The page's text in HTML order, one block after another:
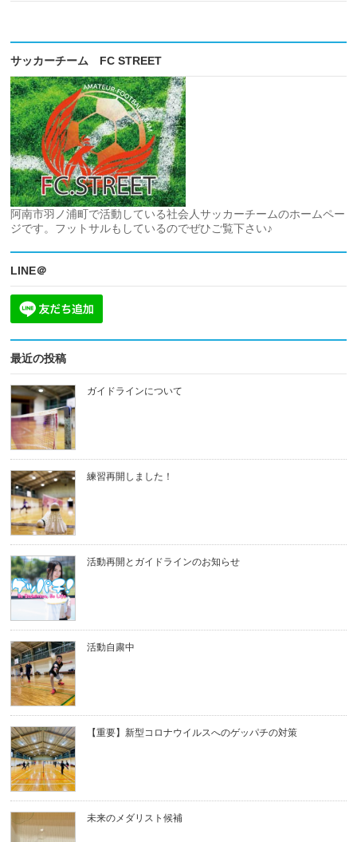
サッカーチーム FC STREET
阿南市羽ノ浦町で活動している社会人サッカーチームのホームペー
ジです。フットサルもしているのでぜひご覧下さい♪
LINE＠
最近の投稿
ガイドラインについて
練習再開しました！
活動再開とガイドラインのお知らせ
活動自粛中
【重要】新型コロナウイルスへのゲッパチの対策
未来のメダリスト候補